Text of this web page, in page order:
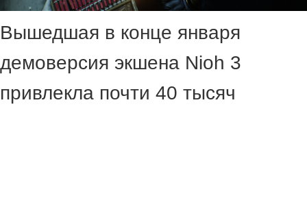
Вышедшая в конце января
демоверсия экшена Nioh 3
привлекла почти 40 тысяч